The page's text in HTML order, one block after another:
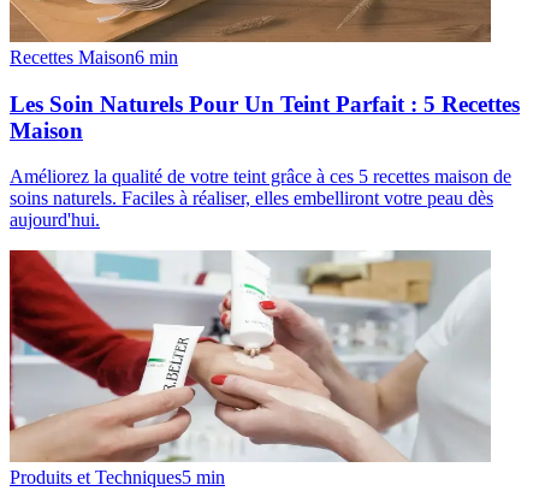
Recettes Maison6 min
Les Soin Naturels Pour Un Teint Parfait : 5 Recettes
Maison
Améliorez la qualité de votre teint grâce à ces 5 recettes maison de
soins naturels. Faciles à réaliser, elles embelliront votre peau dès
aujourd'hui.
Produits et Techniques5 min